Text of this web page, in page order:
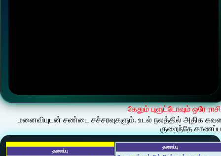
கேதும் புளுட்டோவும் ஒரே
மனைவியுடன் சண்டை சச்சரவுகளும். உடல் நலத்தில் அதிக
குறைந்தே
தலைப்பு
தலைப்பு